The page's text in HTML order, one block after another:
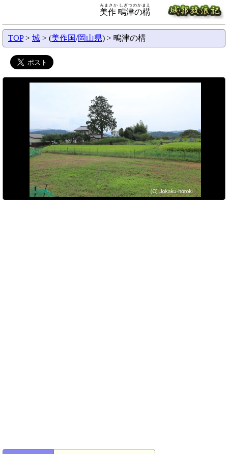
美作 鴫津の構
みまさか しぎつのかまえ
TOP> 城 > (美作国/岡山県) > 鴫津の構